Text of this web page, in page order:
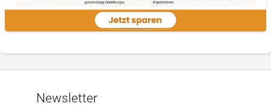
Newsletter